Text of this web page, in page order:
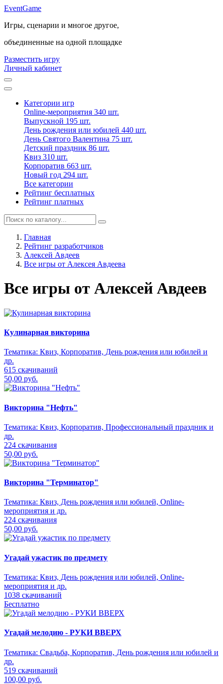
EventGame
Игры, сценарии и многое другое,
объединенные на одной площадке
Разместить игру
Личный кабинет
Категории игр
Online-мероприятия 340 шт.
Выпускной 195 шт.
День рождения или юбилей 440 шт.
День Святого Валентина 75 шт.
Детский праздник 86 шт.
Квиз 310 шт.
Корпоратив 663 шт.
Новый год 294 шт.
Все категории
Рейтинг бесплатных
Рейтинг платных
Главная
Рейтинг разработчиков
Алексей Авдеев
Все игры от Алексея Авдеева
Все игры от Алексей Авдеев
Кулинарная викторина
Тематика: Квиз, Корпоратив, День рождения или юбилей и
др.
615 скачиваний
50,00 руб.
Викторина "Нефть"
Тематика: Квиз, Корпоратив, Профессиональный праздник и
др.
224 скачивания
50,00 руб.
Викторина "Терминатор"
Тематика: Квиз, День рождения или юбилей, Online-
мероприятия и др.
224 скачивания
50,00 руб.
Угадай ужастик по предмету
Тематика: Квиз, День рождения или юбилей, Online-
мероприятия и др.
1038 скачиваний
Бесплатно
Угадай мелодию - РУКИ ВВЕРХ
Тематика: Свадьба, Корпоратив, День рождения или юбилей и
др.
519 скачиваний
100,00 руб.